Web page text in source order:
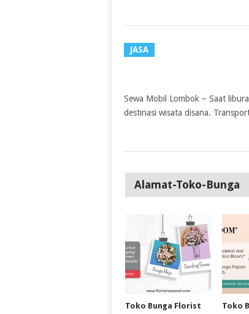
JASA
Sewa Mobil Lombok – Saat
destinasi wisata disana.
Alamat-Toko-Bunga
Toko Bunga Florist
Toko